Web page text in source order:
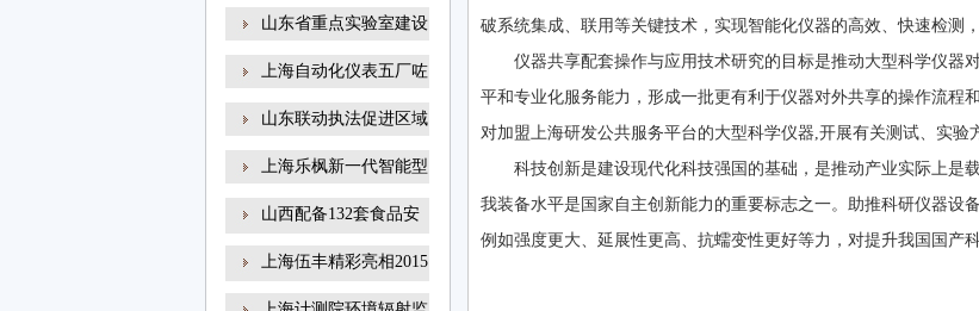
山东省重点实验室建设
上海自动化仪表五厂咗
山东联动执法促进区域
上海乐枫新一代智能型
山西配备132套食品安
上海伍丰精彩亮相2015
破系统集成、联用等关键技术，实现智能化仪器的高效、快速检测
仪器共享配套操作与应用技术研究的目标是推动大型科学仪器
平和专业化服务能力，形成一批更有利于仪器对外共享的操作流程
对加盟上海研发公共服务平台的大型科学仪器,开展有关测试、实验
科技创新是建设现代化科技强国的基础，是推动产业实际上是
我装备水平是国家自主创新能力的重要标志之一。助推科研仪器设
例如强度更大、延展性更高、抗蠕变性更好等力，对提升我国国产